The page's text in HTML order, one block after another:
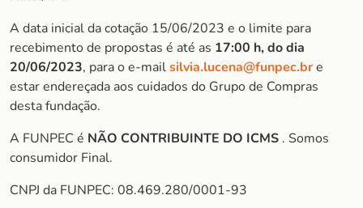
A data inicial da cotação 15/06/2023 e o limite para
recebimento de propostas é até as 17:00 h, do dia
20/06/2023, para o e-mailsilvia.lucena@funpec.bre
estar endereçada aos cuidados do Grupo de Compras
desta fundação.
A FUNPEC é NÃO CONTRIBUINTE DO ICMS . Somos
consumidor Final.
CNPJ da FUNPEC: 08.469.280/0001-93